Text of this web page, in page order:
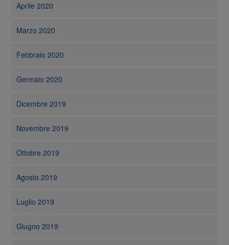
Aprile 2020
Marzo 2020
Febbraio 2020
Gennaio 2020
Dicembre 2019
Novembre 2019
Ottobre 2019
Agosto 2019
Luglio 2019
Giugno 2019